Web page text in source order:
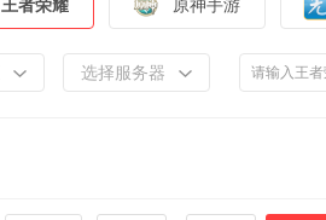
王者荣耀 原神手游
选择服务器